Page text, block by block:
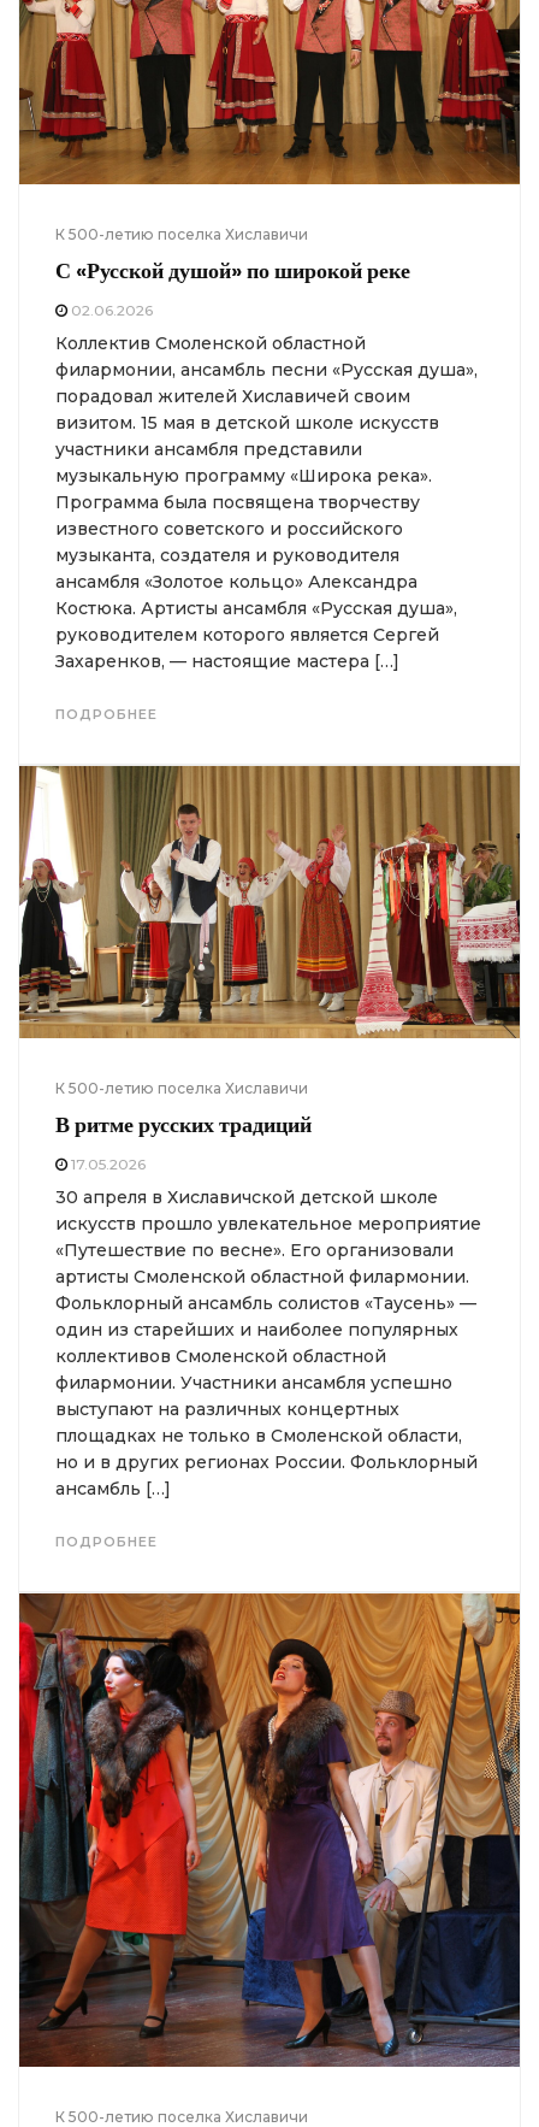
К 500-летию поселка Хиславичи
С «Русской душой» по широкой реке
02.06.2026
Коллектив Смоленской областной
филармонии, ансамбль песни «Русская душа»,
порадовал жителей Хиславичей своим
визитом. 15 мая в детской школе искусств
участники ансамбля представили
музыкальную программу «Широка река».
Программа была посвящена творчеству
известного советского и российского
музыканта, создателя и руководителя
ансамбля «Золотое кольцо» Александра
Костюка. Артисты ансамбля «Русская душа»,
руководителем которого является Сергей
Захаренков, — настоящие мастера […]
ПОДРОБНЕЕ
К 500-летию поселка Хиславичи
В ритме русских традиций
17.05.2026
30 апреля в Хиславичской детской школе
искусств прошло увлекательное мероприятие
«Путешествие по весне». Его организовали
артисты Смоленской областной филармонии.
Фольклорный ансамбль солистов «Таусень» —
один из старейших и наиболее популярных
коллективов Смоленской областной
филармонии. Участники ансамбля успешно
выступают на различных концертных
площадках не только в Смоленской области,
но и в других регионах России. Фольклорный
ансамбль […]
ПОДРОБНЕЕ
К 500-летию поселка Хиславичи